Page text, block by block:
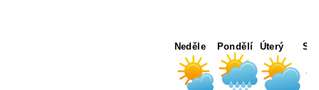
Neděle Pondělí Úterý